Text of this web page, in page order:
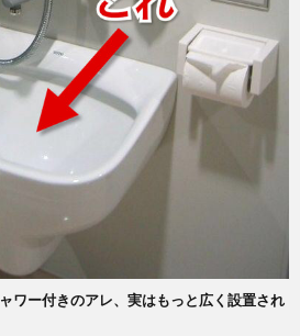
ワー付きのアレ、実はもっと広く設置され